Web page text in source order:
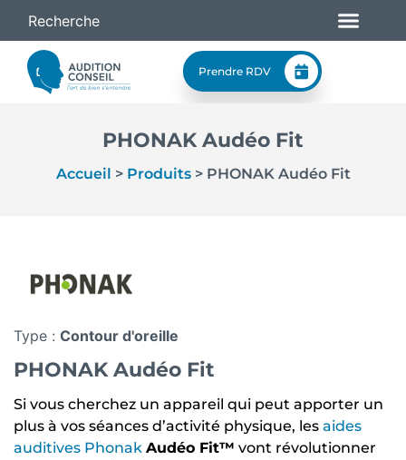
Prendre RDV
PHONAK Audéo Fit
Accueil > Produits> PHONAK Audéo Fit
Type : Contour d'oreille
PHONAK Audéo Fit
Si vous cherchez un appareil qui peut apporter un
plus à vos séances d’activité physique, les aides
auditives Phonak Audéo Fit™ vont révolutionner